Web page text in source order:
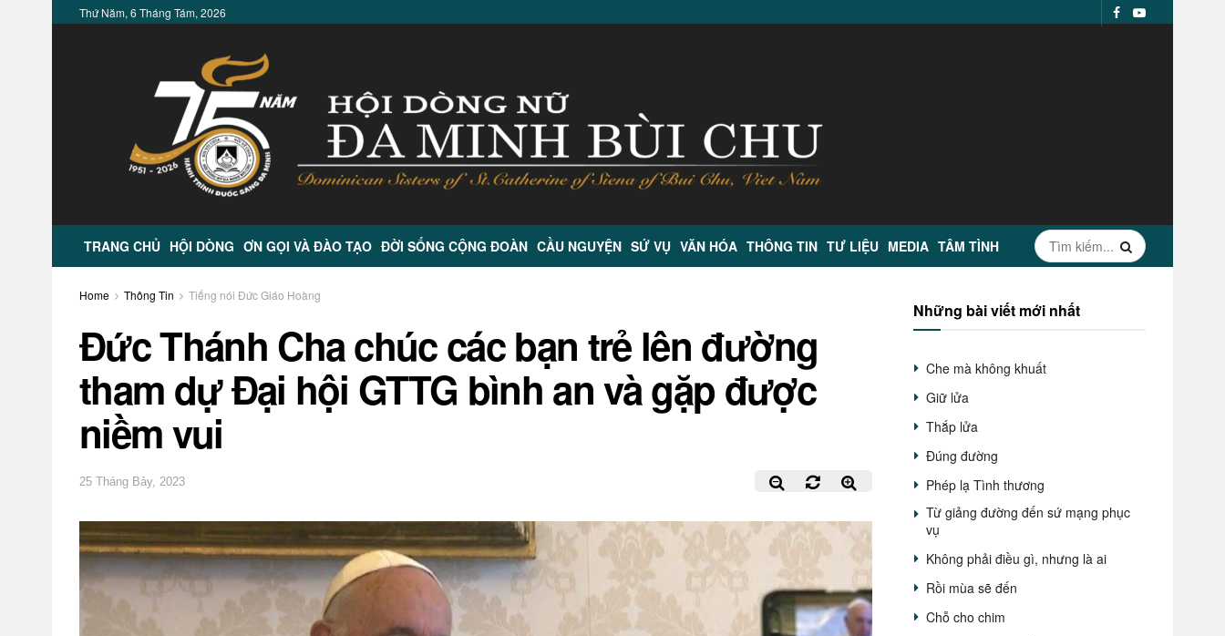
Thứ Năm, 6 Tháng Tám, 2026
TRANG CHỦ HỘI DÒNG ƠN GỌI VÀ ĐÀO TẠO ĐỜI SỐNG CỘNG ĐOÀN CẦU NGUYỆN SỨ VỤ VĂN HÓA THÔNG TIN TƯ LIỆU MEDIA TÂM TÌNH
Home Thông Tin Tiếng nói Đức Giáo Hoàng
Đức Thánh Cha chúc các bạn trẻ lên đường
tham dự Đại hội GTTG bình an và gặp được
niềm vui
25 Tháng Bảy, 2023
Những bài viết mới nhất
Che mà không khuất
Giữ lửa
Thắp lửa
Đúng đường
Phép lạ Tình thương
Từ giảng đường đến sứ mạng phục
vụ
Không phải điều gì, nhưng là ai
Rồi mùa sẽ đến
Chỗ cho chim